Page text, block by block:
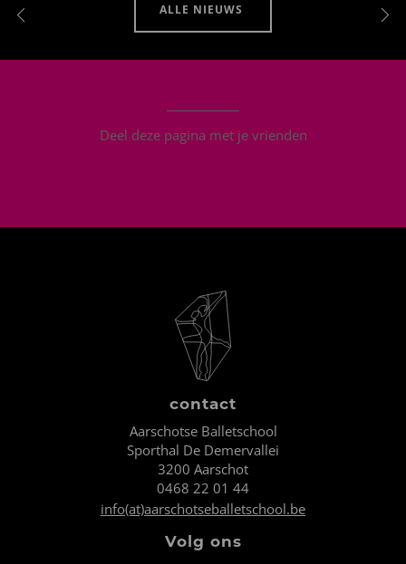
ALLE NIEUWS
Deel deze pagina met je vrienden
contact
Aarschotse Balletschool
Sporthal De Demervallei
3200 Aarschot
0468 22 01 44
info(at)aarschotseballetschool.be
Volg ons